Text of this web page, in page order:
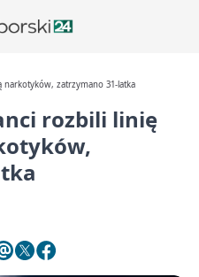
narkotyków, zatrzymano 31-latka
rozbili linię